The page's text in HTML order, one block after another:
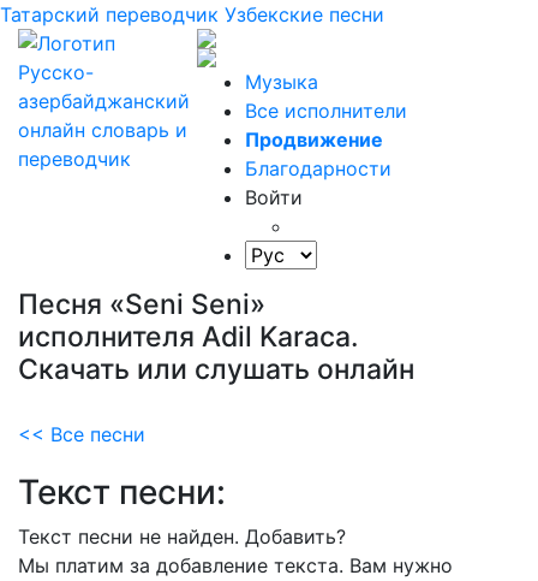
Татарский переводчик Узбекские песни
Музыка
Все исполнители
Продвижение
Благодарности
Войти
Песня «Seni Seni»
исполнителя Adil Karaca.
Скачать или слушать онлайн
<< Все песни
Текст песни:
Текст песни не найден. Добавить?
Мы платим за добавление текста. Вам нужно